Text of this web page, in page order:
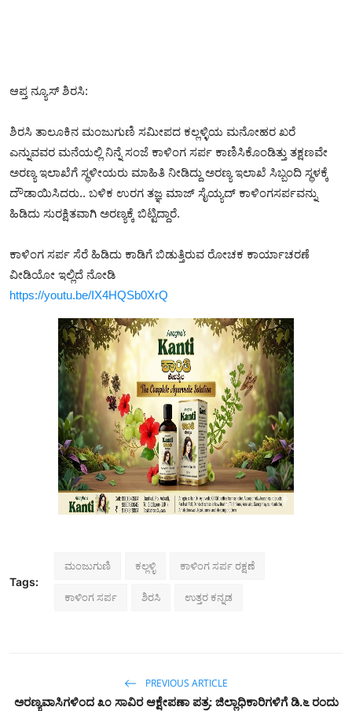
ಆಪ್ತ ನ್ಯೂಸ್‌ ಶಿರಸಿ:
ಶಿರಸಿ ತಾಲೂಕಿನ ಮಂಜುಗುಣಿ ಸಮೀಪದ ಕಲ್ಲಳ್ಳಿಯ ಮನೋಹರ ಖರೆ
ಎನ್ನುವವರ ಮನೆಯಲ್ಲಿ ನಿನ್ನೆ ಸಂಜೆ ಕಾಳಿಂಗ ಸರ್ಪ ಕಾಣಿಸಿಕೊಂಡಿತ್ತು ತಕ್ಷಣವೇ
ಅರಣ್ಯ ಇಲಾಖೆಗೆ ಸ್ಥಳೀಯರು ಮಾಹಿತಿ ನೀಡಿದ್ದು ಅರಣ್ಯ ಇಲಾಖೆ ಸಿಬ್ಬಂದಿ ಸ್ಥಳಕ್ಕೆ
ದೌಡಾಯಿಸಿದರು.. ಬಳಿಕ ಉರಗ ತಜ್ಞ ಮಾಜ್ ಸೈಯ್ಯದ್ ಕಾಳಿಂಗಸರ್ಪವನ್ನು
ಹಿಡಿದು ಸುರಕ್ಷಿತವಾಗಿ ಅರಣ್ಯಕ್ಕೆ ಬಿಟ್ಟಿದ್ದಾರೆ.
ಕಾಳಿಂಗ ಸರ್ಪ ಸೆರೆ ಹಿಡಿದು ಕಾಡಿಗೆ ಬಿಡುತ್ತಿರುವ ರೋಚಕ ಕಾರ್ಯಾಚರಣೆ
ವೀಡಿಯೋ ಇಲ್ಲಿದೆ ನೋಡಿ
https://youtu.be/IX4HQSb0XrQ
Tags:
ಮಂಜುಗುಣಿ ಕಲ್ಲಳ್ಳಿ ಕಾಳಿಂಗ ಸರ್ಪ ರಕ್ಷಣೆ
ಕಾಳಿಂಗ ಸರ್ಪ ಶಿರಸಿ ಉತ್ತರ ಕನ್ನಡ
PREVIOUS ARTICLE
ಅರಣ್ಯವಾಸಿಗಳಿಂದ ೩೦ ಸಾವಿರ ಆಕ್ಷೇಪಣಾ ಪತ್ರ: ಜಿಲ್ಲಾಧಿಕಾರಿಗಳಿಗೆ ಡಿ.೬ ರಂದು